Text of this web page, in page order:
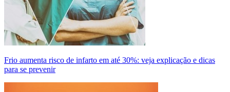
Frio aumenta risco de infarto em até 30%: veja explicação e dicas
para se prevenir